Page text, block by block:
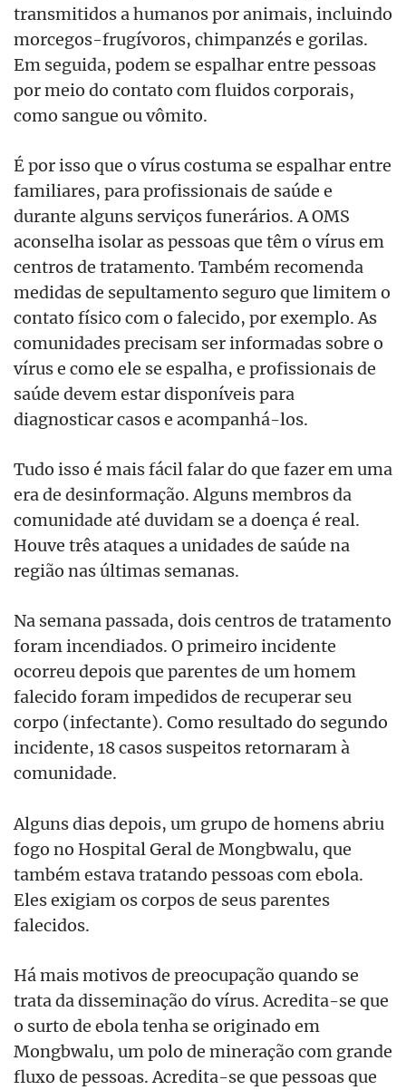
transmitidos a humanos por animais, incluindo
morcegos-frugívoros, chimpanzés e gorilas.
Em seguida, podem se espalhar entre pessoas
por meio do contato com fluidos corporais,
como sangue ou vômito.
É por isso que o vírus costuma se espalhar entre
familiares, para profissionais de saúde e
durante alguns serviços funerários. A OMS
aconselha isolar as pessoas que têm o vírus em
centros de tratamento. Também recomenda
medidas de sepultamento seguro que limitem o
contato físico com o falecido, por exemplo. As
comunidades precisam ser informadas sobre o
vírus e como ele se espalha, e profissionais de
saúde devem estar disponíveis para
diagnosticar casos e acompanhá-los.
Tudo isso é mais fácil falar do que fazer em uma
era de desinformação. Alguns membros da
comunidade até duvidam se a doença é real.
Houve três ataques a unidades de saúde na
região nas últimas semanas.
Na semana passada, dois centros de tratamento
foram incendiados. O primeiro incidente
ocorreu depois que parentes de um homem
falecido foram impedidos de recuperar seu
corpo (infectante). Como resultado do segundo
incidente, 18 casos suspeitos retornaram à
comunidade.
Alguns dias depois, um grupo de homens abriu
fogo no Hospital Geral de Mongbwalu, que
também estava tratando pessoas com ebola.
Eles exigiam os corpos de seus parentes
falecidos.
Há mais motivos de preocupação quando se
trata da disseminação do vírus. Acredita-se que
o surto de ebola tenha se originado em
Mongbwalu, um polo de mineração com grande
fluxo de pessoas. Acredita-se que pessoas que